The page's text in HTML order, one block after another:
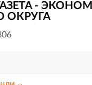
-
ОКРУГА